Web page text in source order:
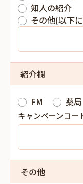
知人の紹介
その他(以下
紹介欄
FM 薬局
キャンペーンコー
その他